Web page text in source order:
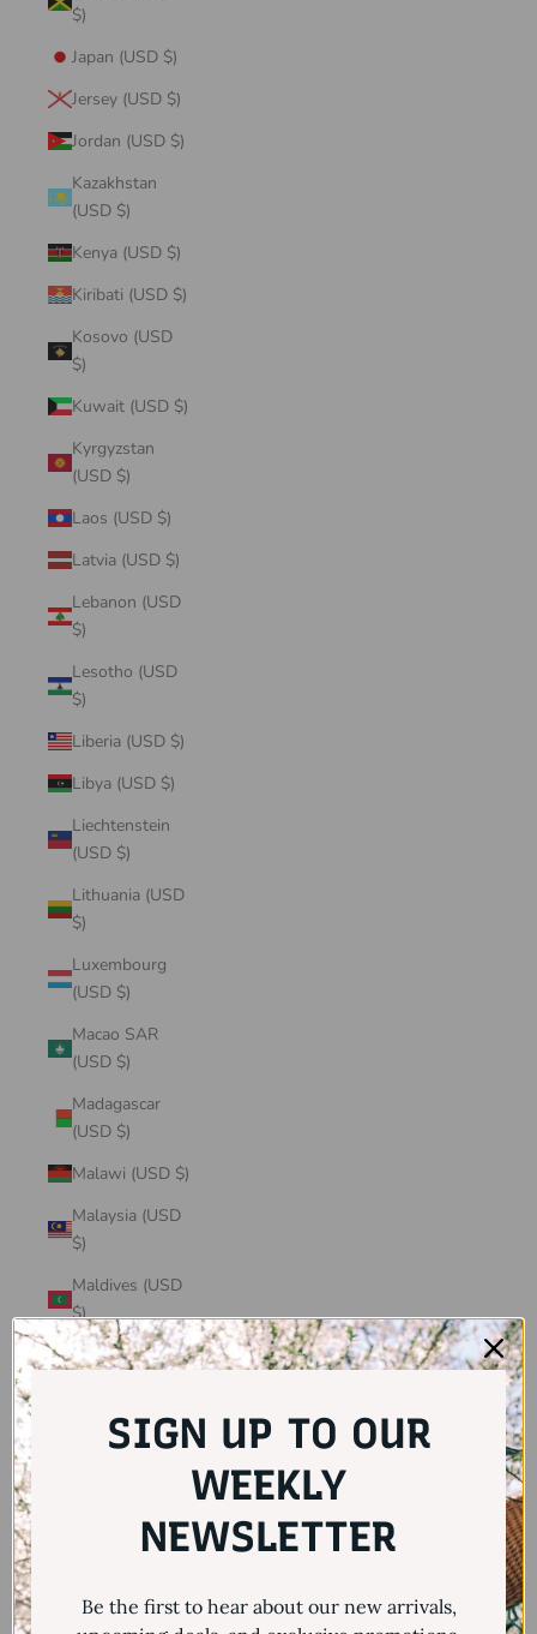
$)
Japan (USD $)
Jersey (USD $)
Jordan (USD $)
Kazakhstan
(USD $)
Kenya (USD $)
Kiribati (USD $)
Kosovo (USD
$)
Kuwait (USD $)
Kyrgyzstan
(USD $)
Laos (USD $)
Latvia (USD $)
Lebanon (USD
$)
Lesotho (USD
$)
Liberia (USD $)
Libya (USD $)
Liechtenstein
(USD $)
Lithuania (USD
$)
Luxembourg
(USD $)
Macao SAR
(USD $)
Madagascar
(USD $)
Malawi (USD $)
Malaysia (USD
$)
Maldives (USD
$)
Mali (USD $)
Martinique
$)
SIGN UP TO OUR
WEEKLY
NEWSLETTER
Be the first to hear about our new arrivals,